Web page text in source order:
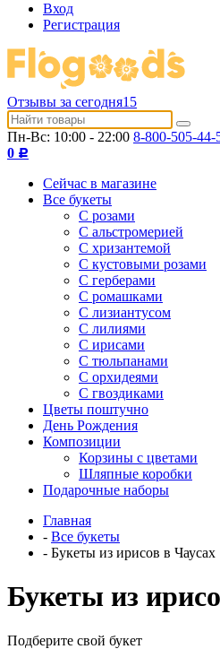
Вход
Регистрация
Отзывы за сегодня15
Пн-Вс: 10:00 - 22:00 8-800-505-44-
0 Р
Сейчас в магазине
Все букеты
C розами
С альстромерией
С хризантемой
С кустовыми розами
С герберами
С ромашками
С лизиантусом
С лилиями
С ирисами
С тюльпанами
С орхидеями
С гвоздиками
Цветы поштучно
День Рождения
Композиции
Корзины с цветами
Шляпные коробки
Подарочные наборы
Главная
- Все букеты
- Букеты из ирисов в Чаусах
Букеты из
Подберите свой букет